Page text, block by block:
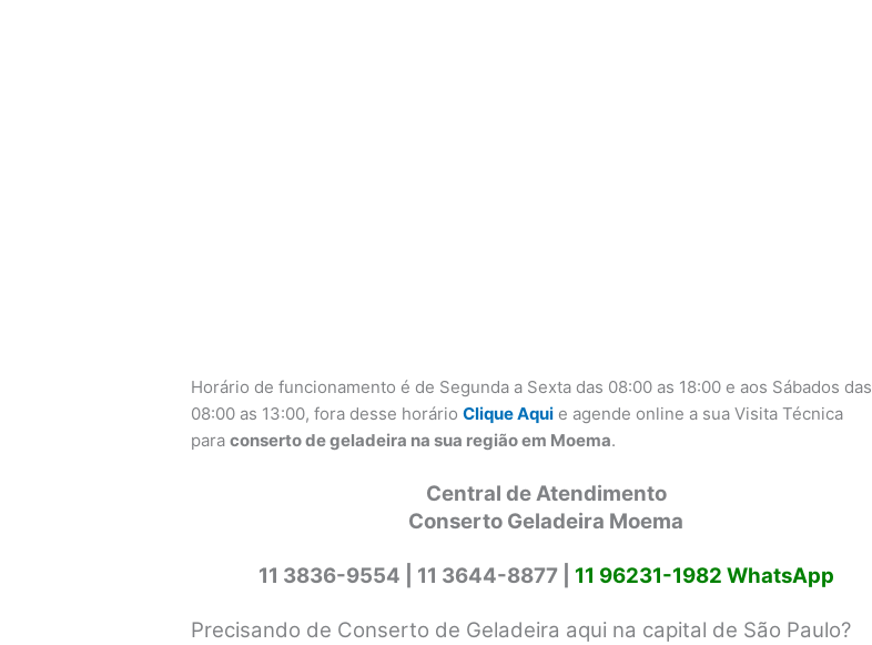
Horário de funcionamento é de Segunda a Sexta das 08:00 as 18:00 e aos Sábados das
08:00 as 13:00, fora desse horárioClique Aqui e agende online a sua Visita Técnica
paraconserto de geladeira na sua região em Moema.
Central de Atendimento
Conserto Geladeira Moema
11 3836-9554 | 11 3644-8877 | 11 96231-1982 WhatsApp
Precisando de Conserto de Geladeira aqui na capital de São Paulo?